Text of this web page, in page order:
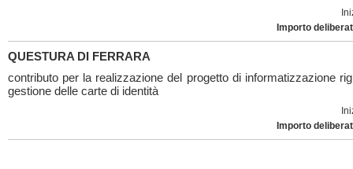
Importo
QUESTURA DI FERRARA
contributo per la realizzazione del progetto di informatizzazione
gestione delle carte di identità
Importo